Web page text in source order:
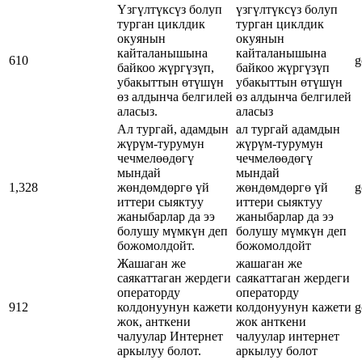
610
Үзгүлтүксүз болуп
турган циклдик
окуянын
кайталанышына
байкоо жүргүзүп,
убакыттын өтүшүн
өз алдынча белгилей
аласыз.
үзгүлтүксүз болуп
турган циклдик
окуянын
кайталанышына
байкоо жүргүзүп
убакыттын өтүшүн
өз алдынча белгилей
аласыз
1,328
Ал тургай, адамдын
жүрүм-турумун
чечмелөөдөгү
мындай
жөндөмдөргө үй
иттери сыяктуу
жаныбарлар да ээ
болушу мүмкүн деп
божомолдойт.
ал тургай адамдын
жүрүм-турумун
чечмелөөдөгү
мындай
жөндөмдөргө үй
иттери сыяктуу
жаныбарлар да ээ
болушу мүмкүн деп
божомолдойт
912
Жашаган же
саякаттаган жердеги
операторду
колдонуунун кажети
жок, анткени
чалуулар Интернет
аркылуу болот.
жашаган же
саякаттаган жердеги
операторду
колдонуунун кажети
жок анткени
чалуулар интернет
аркылуу болот